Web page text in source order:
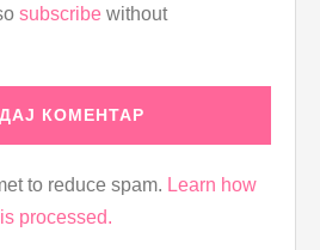
subscribe without
to reduce spam. Learn how
processed.